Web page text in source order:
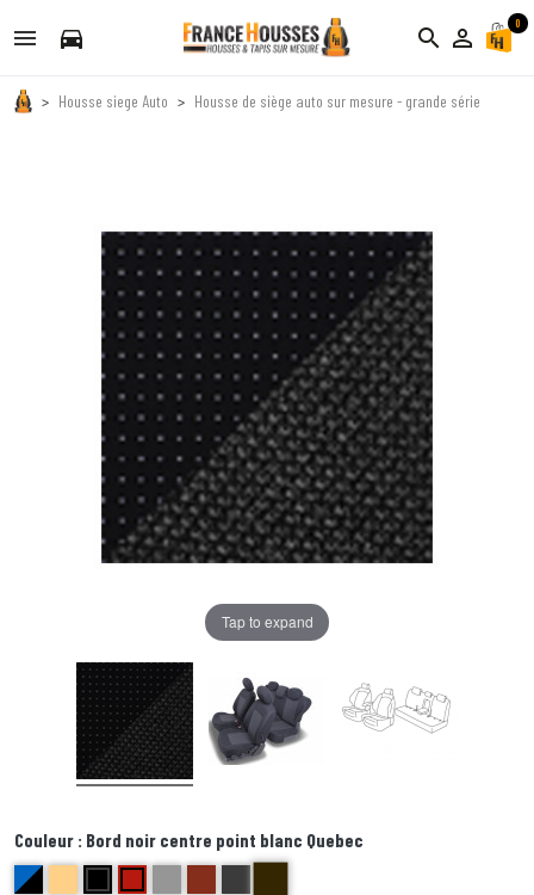
directions_car search person_outline
0
Housse siege Auto Housse de siège auto sur mesure - grande série
Tap to expand
Couleur : Bord noir centre point blanc Quebec
bleu et noir Delta
beige bravo
noir centre gris bord noir foxtrot
Rouge ( bord noir) Echo